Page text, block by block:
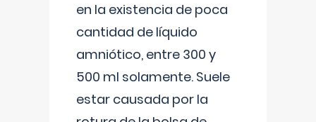
en la existencia de poca
cantidad de líquido
amniótico, entre 300 y
500 ml solamente. Suele
estar causada por la